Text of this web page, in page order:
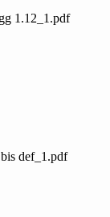
1.12_1.pdf
def_1.pdf